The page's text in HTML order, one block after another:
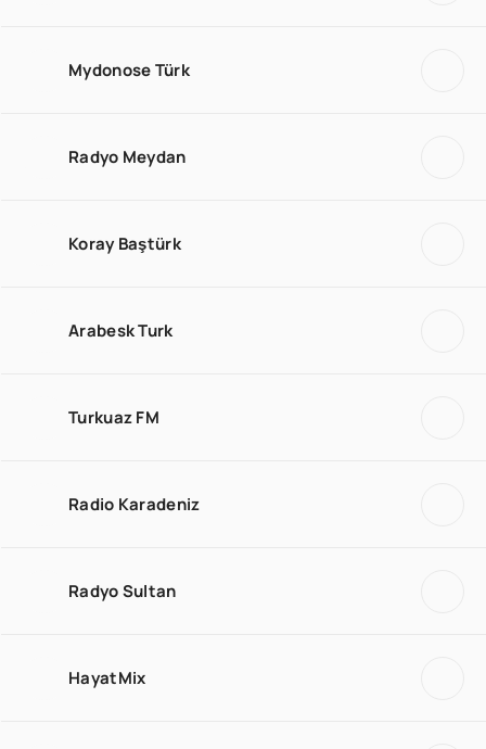
Mydonose Türk
Radyo Meydan
Koray Baştürk
Arabesk Turk
Turkuaz FM
Radio Karadeniz
Radyo Sultan
HayatMix